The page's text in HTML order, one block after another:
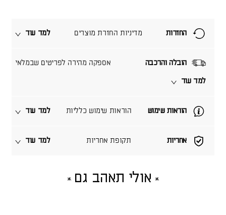
אחריות תקופת אחריות למד עוד
הוראות שימוש הוראות שימוש כלליות למד עוד
הובלה והרכבה אספקה מהירה לפריטים שבמלאי
למד עוד
החזרות מדיניות החזרת מוצרים למד עוד
אולי תאהב גם